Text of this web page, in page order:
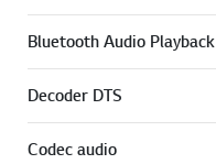
Bluetooth Audio Playback
Decoder DTS
Codec audio